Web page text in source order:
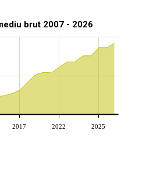
brut 2007 - 2026
2017 2022 2025